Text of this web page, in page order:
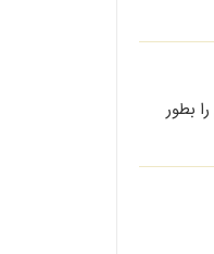
و جوابم را بطور